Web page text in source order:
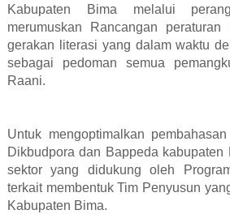
Kabupaten Bima melalui
merumuskan Rancangan
gerakan literasi yang dalam waktu
sebagai pedoman semua
Raani.
Untuk mengoptimalkan
Dikbudpora dan Bappeda
sektor yang didukung oleh
terkait membentuk Tim Penyusun
Kabupaten Bima.